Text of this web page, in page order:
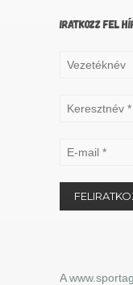
IRATKOZZ FEL
A